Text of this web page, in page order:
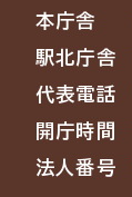
本庁舎
駅北庁舎
代表電話
開庁時間
法人番号